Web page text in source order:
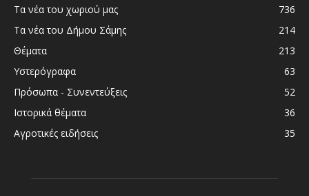
Τα νέα του χωριού μας
736
Τα νέα του Δήμου Σάμης
214
Θέματα
213
Υστερόγραφα
63
Πρόσωπα - Συνεντεύξεις
52
Ιστορικά θέματα
36
Αγροτικές ειδήσεις
35